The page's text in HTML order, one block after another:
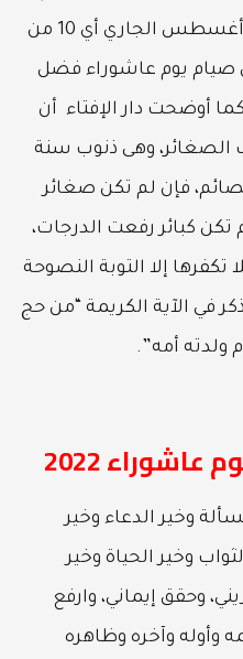
عاشوراء 2022، يوم الأثنين 8 أغسطس الجاري أي 10 من
يوم عاشوراء فضل
أوضحت دار الإفتاء أن
الصغائر، وهى ذنوب سنة
فإن لم تكن صغائر
تكن كبائر رفعت الدرجات،
تكفرها إلا التوبة النصوحة
في الآية الكريمة “من حج
ولدته أمه”.
2022
وخير الدعاء وخير
وخير الحياة وخير
وحقق إيماني، وارفع
وأوله وآخره وظاهره